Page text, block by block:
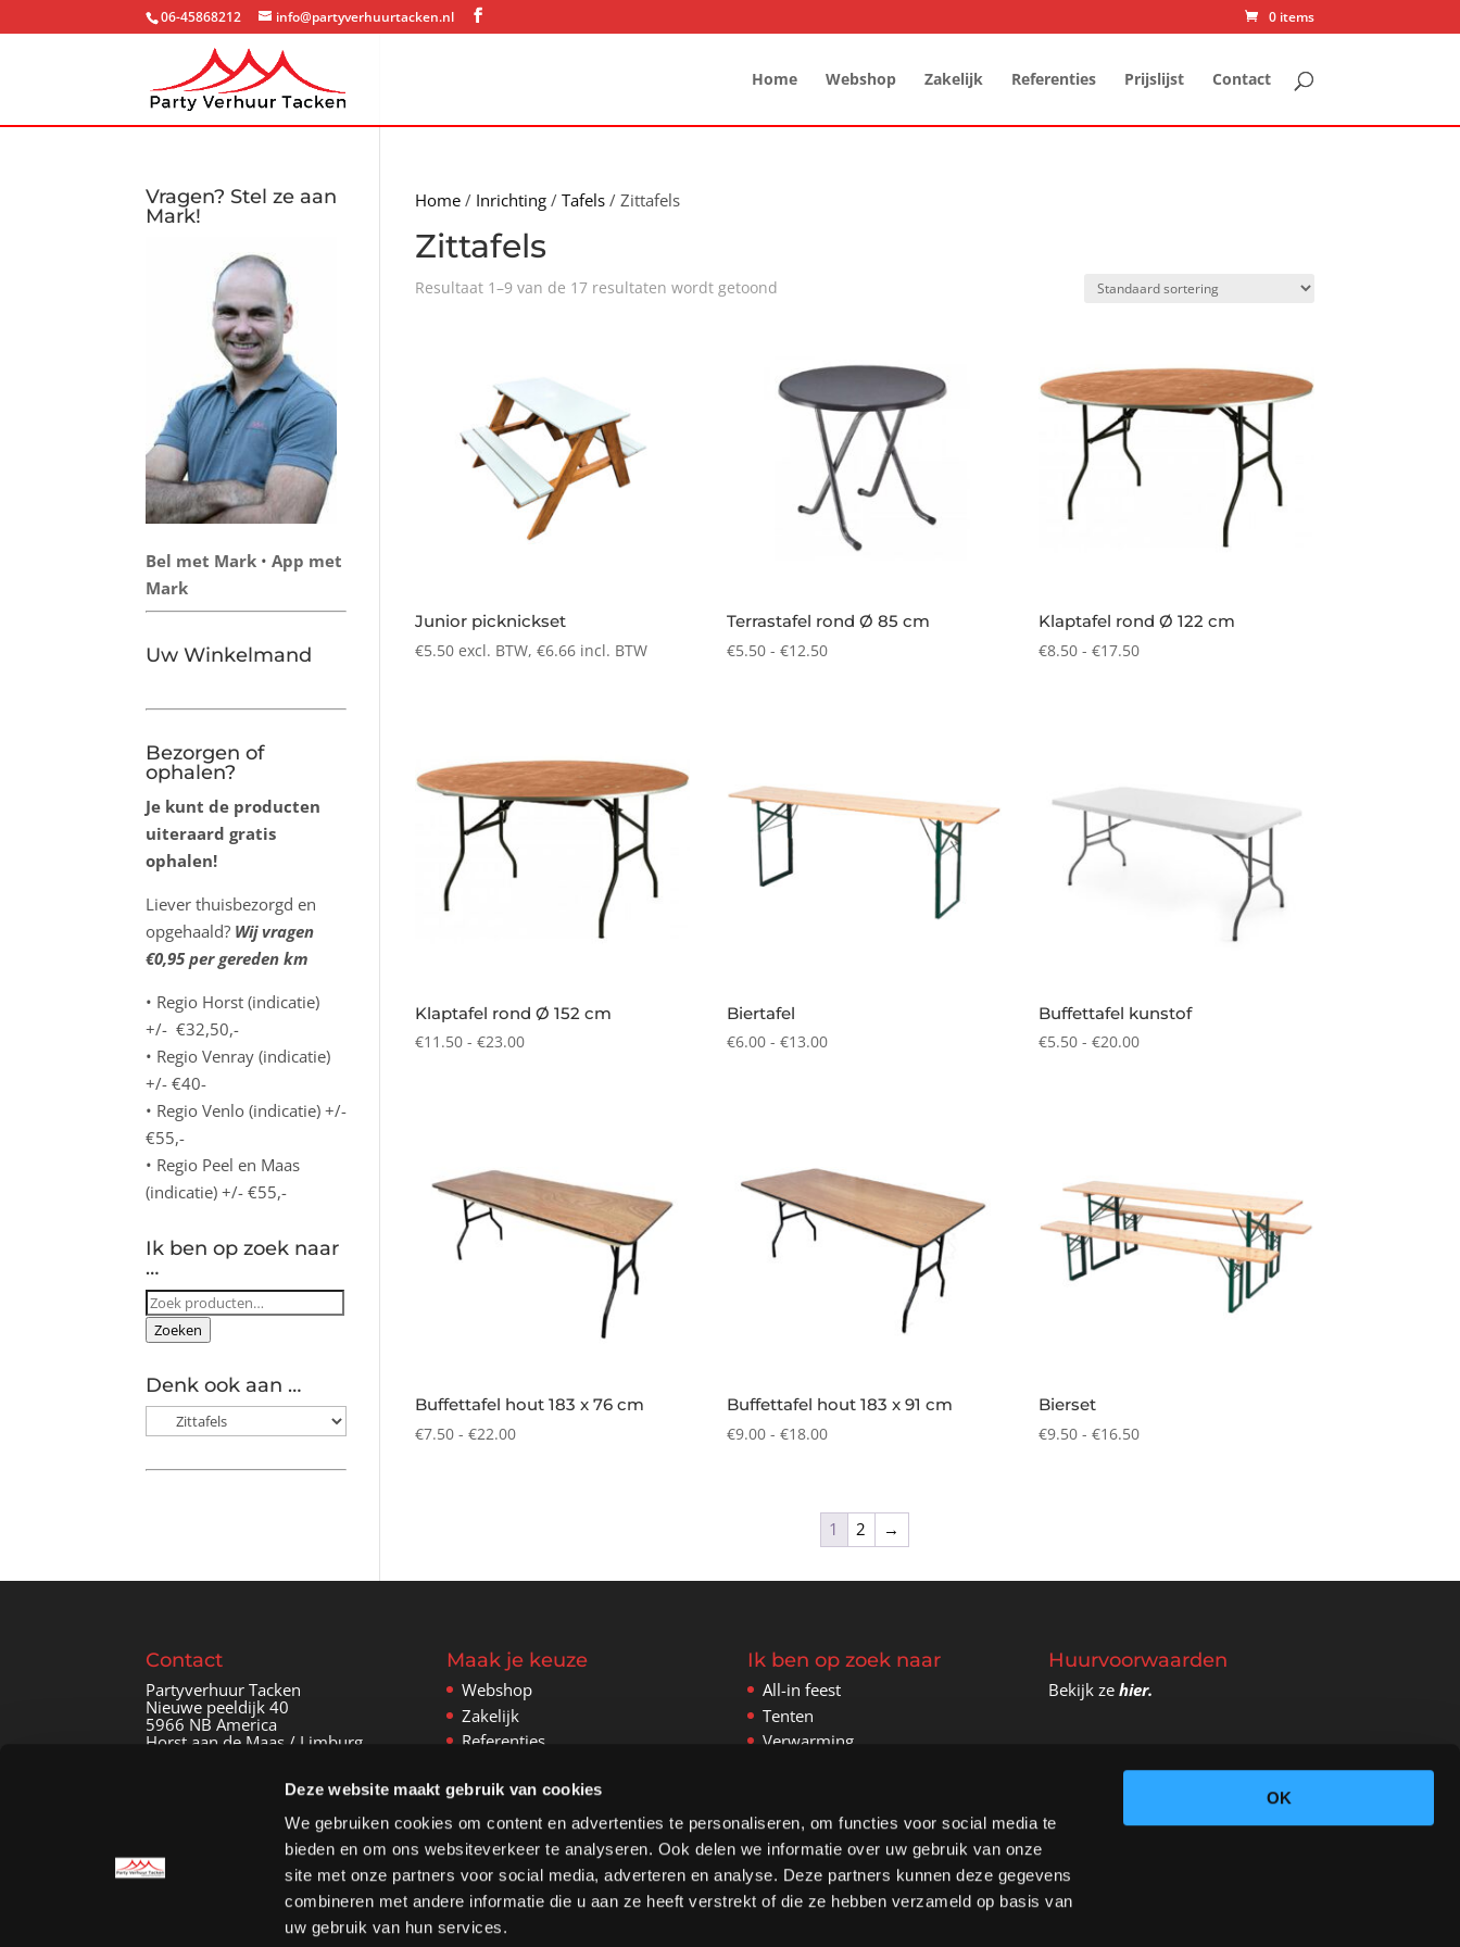
Deze website maakt gebruik van cookies
We gebruiken cookies om content en advertenties te personaliseren, om functies voor social media te
bieden en om ons websiteverkeer te analyseren. Ook delen we informatie over uw gebruik van onze
site met onze partners voor social media, adverteren en analyse. Deze partners kunnen deze gegevens
combineren met andere informatie die u aan ze heeft verstrekt of die ze hebben verzameld op basis van
uw gebruik van hun services.
OK
06-45868212 info@partyverhuurtacken.nl 0 items
Home Webshop Zakelijk Referenties Prijslijst Contact
Home/ Inrichting/ Tafels/ Zittafels
Zittafels
Resultaat 1–9 van de 17 resultaten wordt getoond
Junior picknickset
€5.50 excl. BTW, €6.66incl. BTW
Terrastafel rond Ø 85 cm
€5.50 - €12.50Prijsklasse:
Klaptafel rond Ø 122 cm
€8.50 - €17.50Prijsklasse:
Klaptafel rond Ø 152 cm
€11.50 - €23.00Prijsklasse:
Biertafel
€6.00 - €13.00Prijsklasse:
Buffettafel kunstof
€5.50 - €20.00Prijsklasse:
Buffettafel hout 183 x 76 cm
€7.50 - €22.00Prijsklasse:
Buffettafel hout 183 x 91 cm
€9.00 - €18.00Prijsklasse:
Bierset
€9.50 - €16.50Prijsklasse:
1 2 →
Vragen? Stel ze aan
Mark!
Bel met Mark •App met
Mark
Uw Winkelmand
Bezorgen of
ophalen?
Je kunt de producten
uiteraard gratis
ophalen!
Liever thuisbezorgd en
opgehaald? Wij vragen
€0,95 per gereden km
• Regio Horst (indicatie)
+/- €32,50,-
• Regio Venray (indicatie)
+/- €40-
• Regio Venlo (indicatie) +/-
€55,-
• Regio Peel en Maas
(indicatie) +/- €55,-
Ik ben op zoek naar
…
Zoeken
naar:
Zoeken
Denk ook aan …
Contact
Partyverhuur Tacken
Nieuwe peeldijk 40
5966 NB America
Horst aan de Maas / Limburg
info@partyverhuurtacken.nl
Sitemap
Maak je keuze
Webshop
Zakelijk
Referenties
Ik ben op zoek naar
All-in feest
Tenten
Verwarming
Tafels
Aankleding
Geluid en licht
Springkussens
Huurvoorwaarden
Bekijk ze hier.